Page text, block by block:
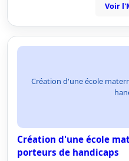
Voir
Création d'une école
Création d'une école
porteurs de handicaps